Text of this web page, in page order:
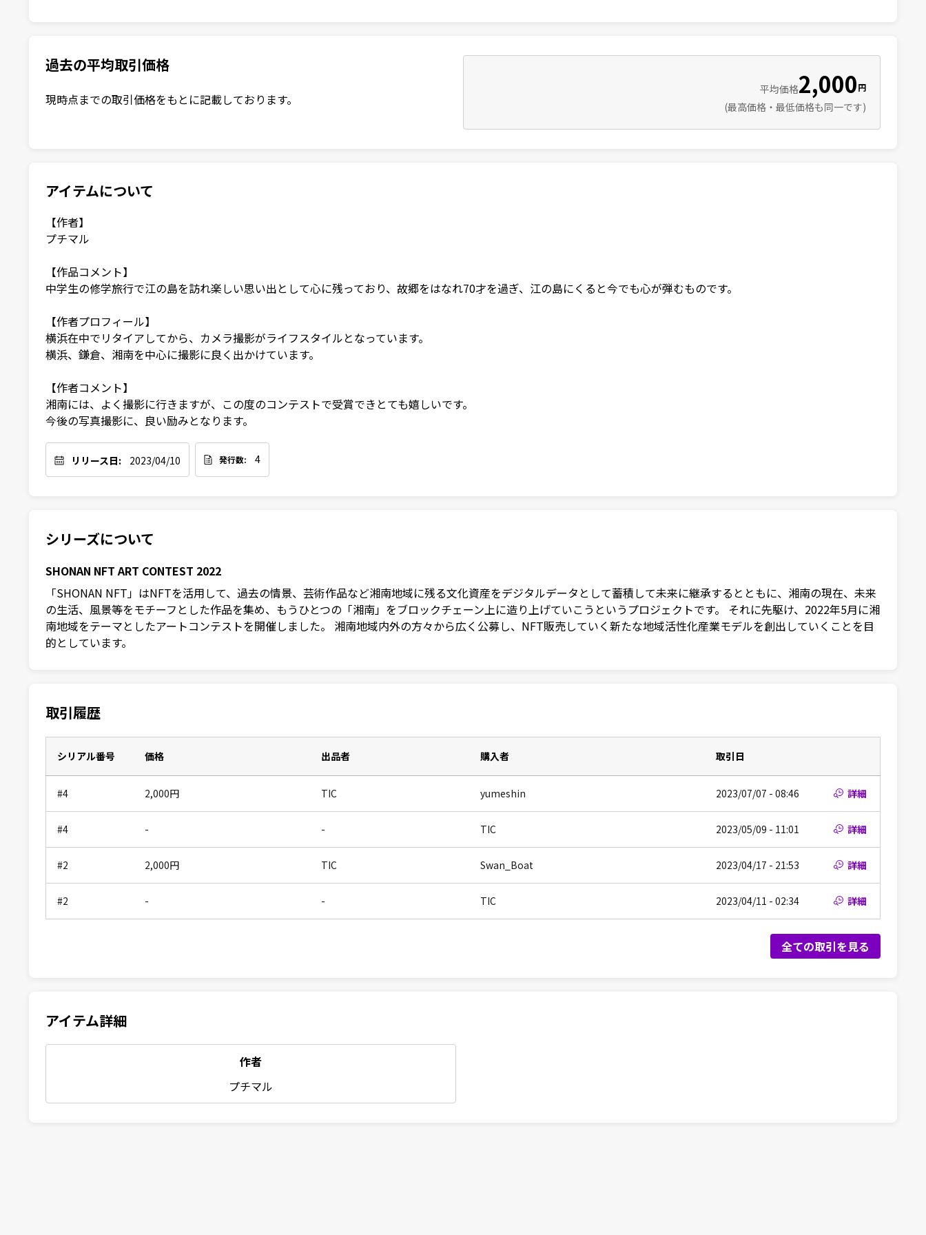
過去の平均取引価格
現時点までの取引価格をもとに記載しております。
平均価格2,000円
(最高価格・最低価格も同一です)
アイテムについて
【作者】
プチマル
【作品コメント】
中学生の修学旅行で江の島を訪れ楽しい思い出として心に残っており、故郷をはなれ70才を過ぎ、江の島にくると今でも心が弾むものです。
【作者プロフィール】
横浜在中でリタイアしてから、カメラ撮影がライフスタイルとなっています。
横浜、鎌倉、湘南を中心に撮影に良く出かけています。
【作者コメント】
湘南には、よく撮影に行きますが、この度のコンテストで受賞できとても嬉しいです。
今後の写真撮影に、良い励みとなります。
リリース日: 2023/04/10 発行数: 4
シリーズについて
SHONAN NFT ART CONTEST 2022
「SHONAN NFT」はNFTを活用して、過去の情景、芸術作品など湘南地域に残る文化資産をデジタルデータとして蓄積して未来に継承するとともに、湘南の現在、未来
の生活、風景等をモチーフとした作品を集め、もうひとつの「湘南」をブロックチェーン上に造り上げていこうというプロジェクトです。 それに先駆け、2022年5月に湘
南地域をテーマとしたアートコンテストを開催しました。 湘南地域内外の方々から広く公募し、NFT販売していく新たな地域活性化産業モデルを創出していくことを目
的としています。
取引履歴
シリアル番号 価格 出品者 購入者 取引日
#4 2,000円 TIC yumeshin 2023/07/07 - 08:46 詳細
#4 - - TIC 2023/05/09 - 11:01 詳細
#2 2,000円 TIC Swan_Boat 2023/04/17 - 21:53 詳細
#2 - - TIC 2023/04/11 - 02:34 詳細
全ての取引を見る
アイテム詳細
作者
プチマル